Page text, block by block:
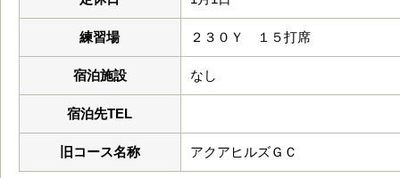
練習場 ２３０Ｙ １５打席
宿泊施設 なし
宿泊先TEL
旧コース名称 アクアヒルズＧＣ